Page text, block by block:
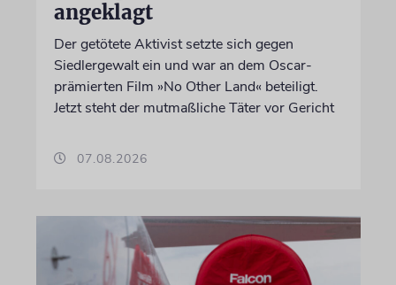
angeklagt
Der getötete Aktivist setzte sich gegen
Siedlergewalt ein und war an dem Oscar-
prämierten Film »No Other Land« beteiligt.
Jetzt steht der mutmaßliche Täter vor Gericht
07.08.2026